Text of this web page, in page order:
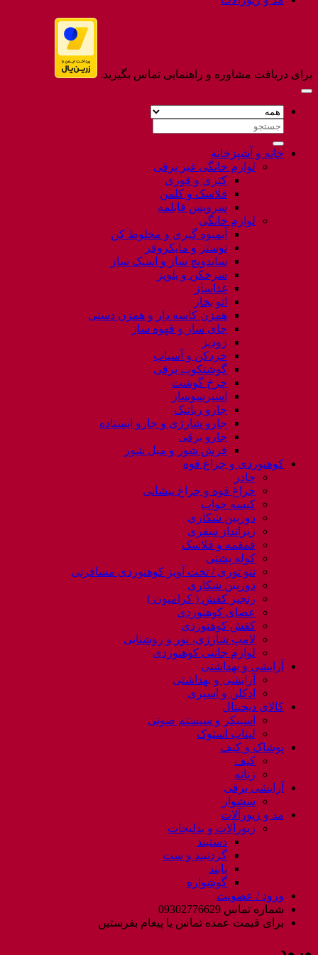
برای دریافت مشاوره و راهنمایی تماس بگیرید.
جستجو
خانه و آشپزخانه
لوازم خانگی غیر برقی
کتری و قوری
فلاسک و کلمن
سرویس قابلمه
لوازم خانگی
آبمیوه گیری و مخلوط کن
توستر و مایکروفر
ساندویچ ساز و اسنک ساز
سرخکن و پلوپز
غذاساز
اتو بخار
همزن کاسه دار و همزن دستی
چای ساز و قهوه ساز
زودپز
خردکن و آسیاب
گوشتکوب برقی
چرخ گوشت
اسپرسوساز
جارو رباتیک
جارو شارژی و جارو ایستاده
جارو برقی
فرش شور و مبل شور
کوهنوردی و چراغ قوه
چادر
چراغ قوه و چراغ پیشانی
کیسه خواب
دوربین شکاری
زیرانداز سفری
قمقمه و فلاسک
کوله پشتی
ننو توری / تخت آویز کوهنوردی مسافرتی
دوربین شکاری
زنجیر کفش ( کرامپون )
عصای کوهنوردی
کفش کوهنوردی
لامپ شارژی، نور و روشنایی
لوازم جانبی کوهنوردی
آرایشی و بهداشتی
آرایشی و بهداشتی
ادکلن و اسپری
کالای دیجیتال
اسپیکر و سیستم صوتی
لپتاب استوک
پوشاک و کیف
کیف
زنانه
آرایشی برقی
سشوار
مد و زیورآلات
زیورآلات و بدلیجات
دستبند
گردنبند و ست
پابند
گوشواره
ورود / عضویت
شماره تماس 09302776629
برای قیمت عمده تماس یا پیغام بفرستین